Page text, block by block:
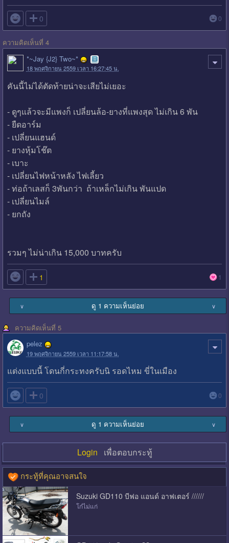
 0 0
ความคิดเห็นที่ 4
*~Jay {J2} Two~*
18 พฤศจิกายน 2559 เวลา 16:27:45 น.
คันนี้ไม่ได้ตัดท้ายน่าจะเสียไม่เยอะ
- ดูๆแล้วจะมีแพงก็ เปลี่ยนล้อ-ยางที่แพงสุด ไม่เกิน 6 พัน
- ยืดอาร์ม
- เปลี่ยนแฮนด์
- ยางหุ้มโช๊ต
- เบาะ
- เปลี่ยนไฟหน้าหลัง ไฟเลี้ยว
- ท่อถ้าเลสก็ 3พันกว่า ถ้าเหล็กไม่เกิน พันแปด
- เปลี่ยนไมล์
- ยกถัง
รวมๆ ไม่น่าเกิน 15,000 บาทครับ
 1 1
∨ ดู 1 ความเห็นย่อย ∨
ความคิดเห็นที่ 5
pelez
19 พฤศจิกายน 2559 เวลา 11:17:58 น.
แต่งแบบนี้ โดนกี่กระทงครับนิ รอดไหม ขี่ในเมือง
 0 0
∨ ดู 1 ความเห็นย่อย ∨
Login เพื่อตอบกระทู้
กระทู้ที่คุณอาจสนใจ
Suzuki GD110 บีฟอ แอนด์ อาฟเตอร์ //////
โก๋ไม่แก่